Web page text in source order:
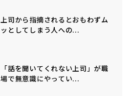
上司から指摘されるとおもわずム
ッとしてしまう人への...
「話を聞いてくれない上司」が職
場で無意識にやってい...